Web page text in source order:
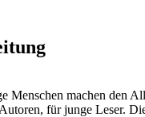
Menschen machen den
für junge Leser.